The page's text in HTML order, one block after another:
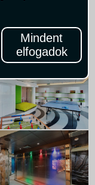
Mindent
elfogadok